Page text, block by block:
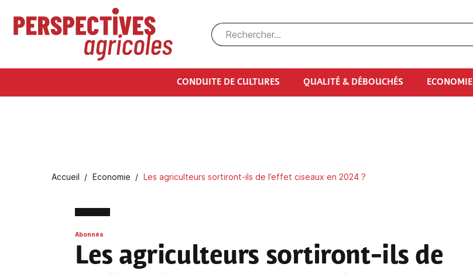
Aller au contenu principal
CONDUITE DE CULTURES QUALITÉ & DÉBOUCHÉS ECONOMIE
Fil d'Ariane
Accueil Economie Les agriculteurs sortiront-ils de l’effet ciseaux en 2024 ?
Abonnés
Les agriculteurs sortiront-ils de